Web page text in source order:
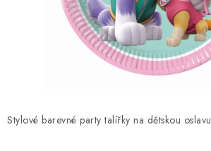
BUBLIFUKY
DORTOVÉ SVÍČKY A OZDOBY
DÁRKY
Stylové barevné party talířky na dětskou oslavu